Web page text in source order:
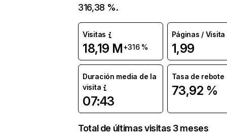
316,38 %.
Visitas
18,19 M+316 %
Páginas / Visita
1,99
Duración media de la
visita
07:43
Tasa de rebote
73,92 %
Total de últimas visitas 3 meses